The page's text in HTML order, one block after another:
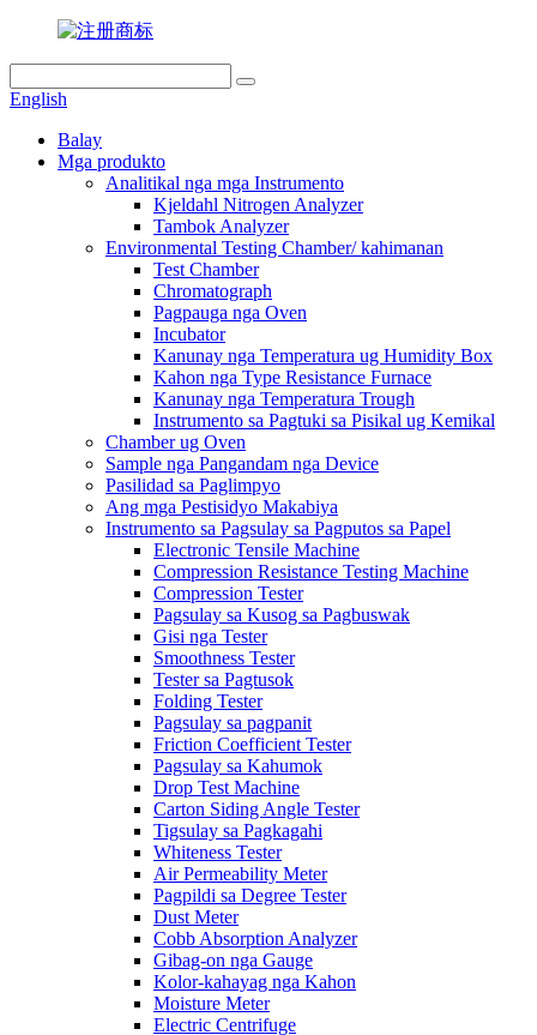
English
Balay
Mga produkto
Analitikal nga mga Instrumento
Kjeldahl Nitrogen Analyzer
Tambok Analyzer
Environmental Testing Chamber/ kahimanan
Test Chamber
Chromatograph
Pagpauga nga Oven
Incubator
Kanunay nga Temperatura ug Humidity Box
Kahon nga Type Resistance Furnace
Kanunay nga Temperatura Trough
Instrumento sa Pagtuki sa Pisikal ug Kemikal
Chamber ug Oven
Sample nga Pangandam nga Device
Pasilidad sa Paglimpyo
Ang mga Pestisidyo Makabiya
Instrumento sa Pagsulay sa Pagputos sa Papel
Electronic Tensile Machine
Compression Resistance Testing Machine
Compression Tester
Pagsulay sa Kusog sa Pagbuswak
Gisi nga Tester
Smoothness Tester
Tester sa Pagtusok
Folding Tester
Pagsulay sa pagpanit
Friction Coefficient Tester
Pagsulay sa Kahumok
Drop Test Machine
Carton Siding Angle Tester
Tigsulay sa Pagkagahi
Whiteness Tester
Air Permeability Meter
Pagpildi sa Degree Tester
Dust Meter
Cobb Absorption Analyzer
Gibag-on nga Gauge
Kolor-kahayag nga Kahon
Moisture Meter
Electric Centrifuge